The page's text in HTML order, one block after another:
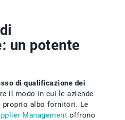
un potente
di qualificazione dei
il modo in cui le aziende
albo fornitori. Le
Management offrono